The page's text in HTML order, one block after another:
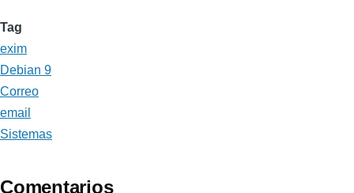
Tag
exim
Debian 9
Correo
email
Sistemas
Comentarios